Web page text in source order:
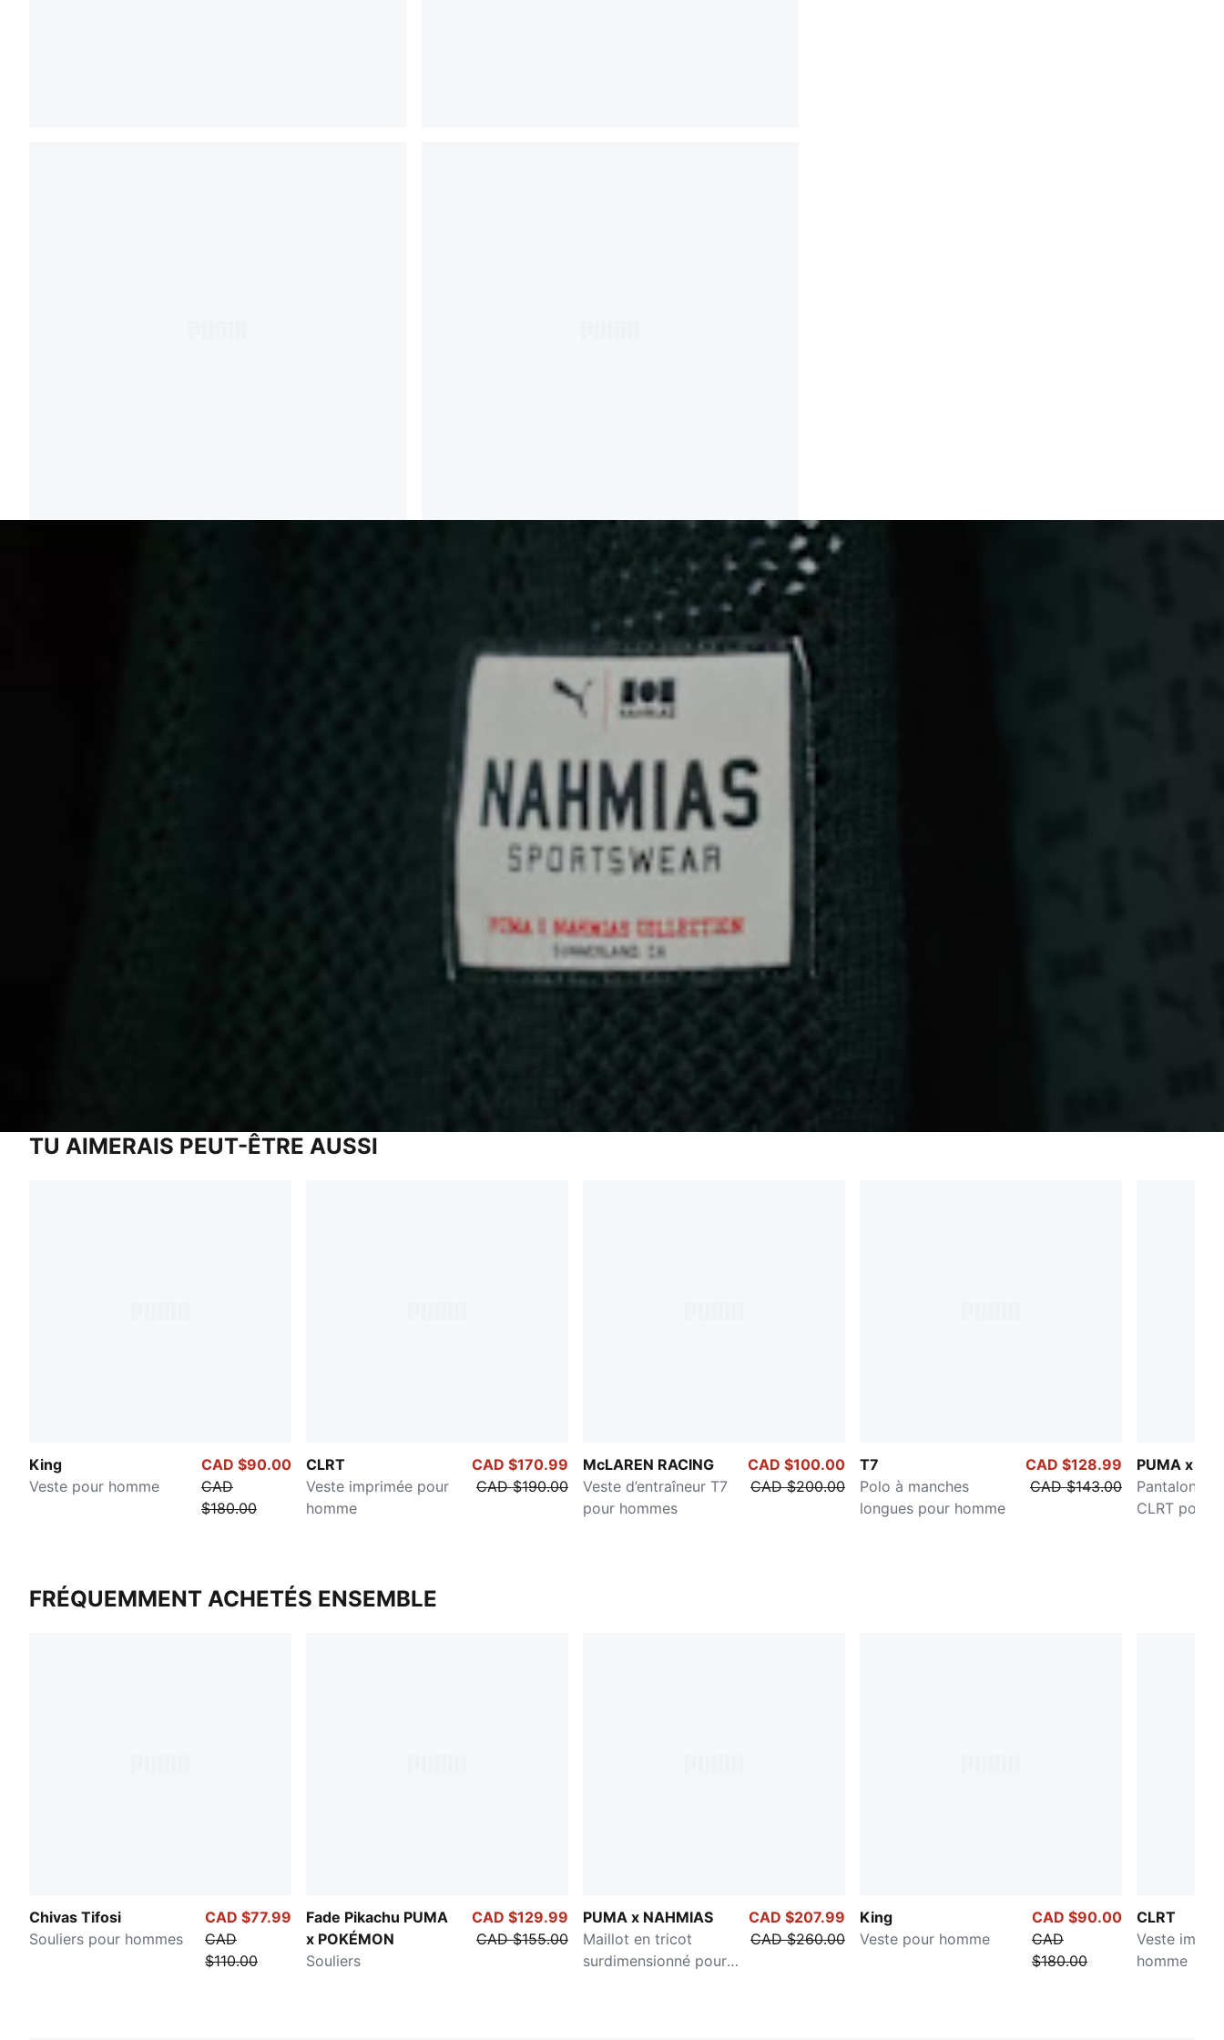
TU AIMERAIS PEUT-ÊTRE AUSSI
King
Veste pour homme
CAD $90.00
CAD
$180.00
CLRT
Veste imprimée pour
homme
CAD $170.99
CAD $190.00
McLAREN RACING
Veste d’entraîneur T7
pour hommes
CAD $100.00
CAD $200.00
T7
Polo à manches
longues pour homme
CAD $128.99
CAD $143.00
PUMA x
Pantalon de
CLRT pour
FRÉQUEMMENT ACHETÉS ENSEMBLE
Chivas Tifosi
Souliers pour hommes
CAD $77.99
CAD
$110.00
Fade Pikachu PUMA
x POKÉMON
Souliers
CAD $129.99
CAD $155.00
PUMA x NAHMIAS
Maillot en tricot
surdimensionné pour
CAD $207.99
CAD $260.00
King
Veste pour homme
CAD $90.00
CAD
$180.00
CLRT
Veste
homme